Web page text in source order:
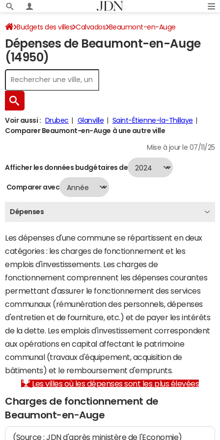
Budgets des villes Calvados Beaumont-en-Auge
Dépenses 2024
Dépenses de Beaumont-en-Auge
(14950)
Voir aussi : Drubec Glanville
Saint-Étienne-la-Thillaye
Comparer Beaumont-en-Auge à une autre ville
Mise à jour le 07/11/25
Afficher les données budgétaires de
Comparer avec
Dépenses
Les dépenses d'une commune se répartissent en deux
catégories : les charges de fonctionnement et les
emplois d'investissements. Les charges de
fonctionnement comprennent les dépenses courantes
permettant d'assurer le fonctionnement des services
communaux (rémunération des personnels, dépenses
d'entretien et de fourniture, etc.) et de payer les intérêts
de la dette. Les emplois d'investissement correspondent
aux opérations en capital affectant le patrimoine
communal (travaux d'équipement, acquisition de
bâtiments) et le remboursement d'emprunts.
Les villes où les dépenses sont les plus élevées
Charges de fonctionnement de
Beaumont-en-Auge
(Source : JDN d'après ministère de l'Economie)